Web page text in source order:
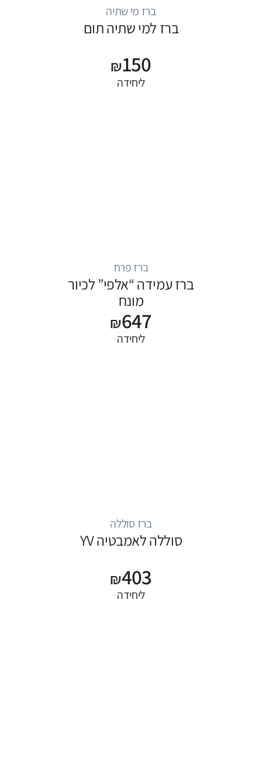
ברז מי שתיה
ברז למי שתיה תום
₪150
ליחידה
ברז פרח
ברז עמידה “אלפי” לכיור
מונח
₪647
ליחידה
ברז סוללה
סוללה לאמבטיה YV
₪403
ליחידה